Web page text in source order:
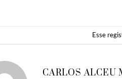
Esse
CARLOS ALCEU